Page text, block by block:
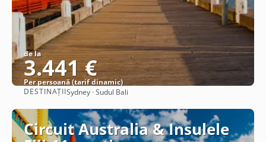
de la
3.441 €
Per persoană (tarif dinamic)
Vezi detalii
DESTINAȚIISydney · Sudul Bali
Circuit Australia & Insulele